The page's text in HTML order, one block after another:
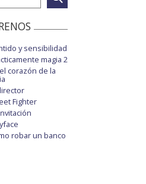
y sensibilidad
magia 2
corazón de la
Fighter
robar un banco